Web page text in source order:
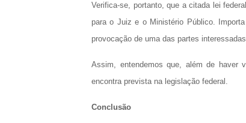
Verifica-se, portanto, que a citada lei
para o Juiz e o Ministério Público.
provocação de uma das partes
Assim, entendemos que, além de haver
encontra prevista na legislação federal.
Conclusão